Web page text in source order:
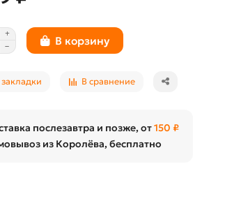
В корзину
закладки В сравнение
послезавтра и позже, от150 ₽
из Королёва, бесплатно